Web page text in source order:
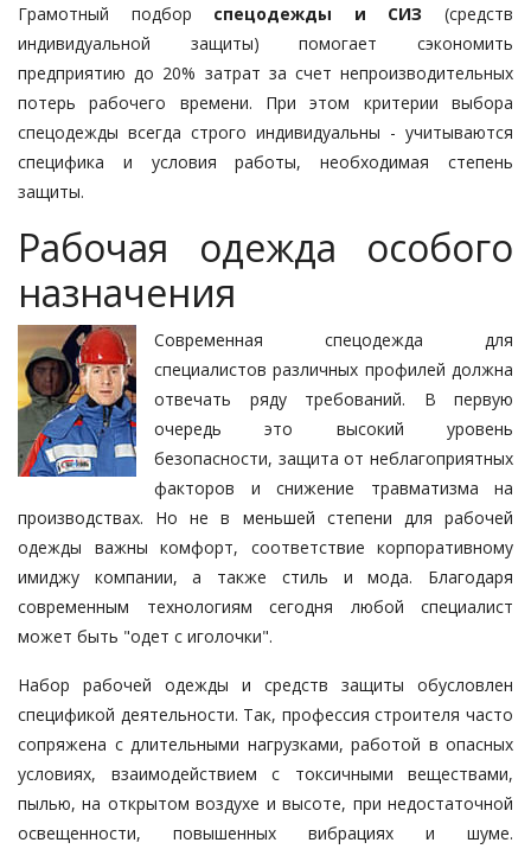
Город: Колумбус
Грамотный подбор спецодежды и СИЗ (средств
индивидуальной защиты) помогает сэкономить
предприятию до 20% затрат за счет непроизводительных
потерь рабочего времени. При этом критерии выбора
спецодежды всегда строго индивидуальны - учитываются
специфика и условия работы, необходимая степень
защиты.
Рабочая одежда особого
назначения
Современная спецодежда для
специалистов различных профилей должна
отвечать ряду требований. В первую
очередь это высокий уровень
безопасности, защита от неблагоприятных
факторов и снижение травматизма на
производствах. Но не в меньшей степени для рабочей
одежды важны комфорт, соответствие корпоративному
имиджу компании, а также стиль и мода. Благодаря
современным технологиям сегодня любой специалист
может быть "одет с иголочки".
Набор рабочей одежды и средств защиты обусловлен
спецификой деятельности. Так, профессия строителя часто
сопряжена с длительными нагрузками, работой в опасных
условиях, взаимодействием с токсичными веществами,
пылью, на открытом воздухе и высоте, при недостаточной
освещенности, повышенных вибрациях и шуме.